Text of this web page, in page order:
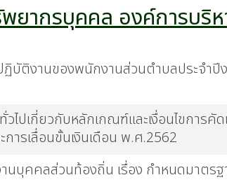
ากรบุคคล องค์การบริห
ฏิบัติงานของพนักงานส่วนตำบลประจำ
ไปเกี่ยวกับหลักเกณฑ์และเงื่อนไขการคั
ารเลื่อนขั้นเงินเดือน พ.ศ.2562
บุคคลส่วนท้องถิ่น เรื่อง กำหนดมาตรฐ